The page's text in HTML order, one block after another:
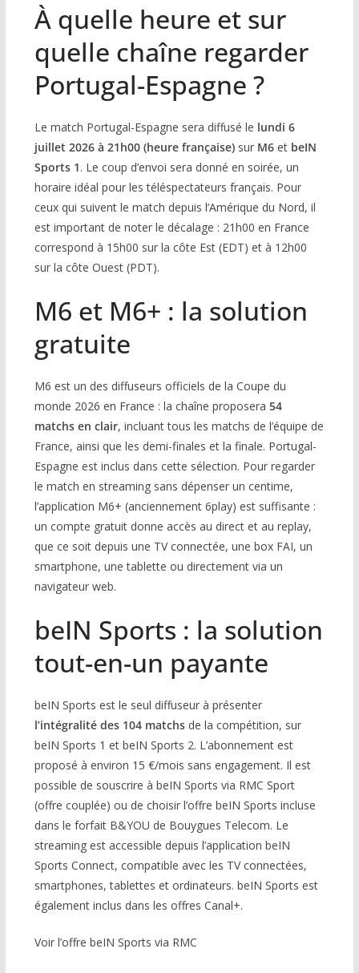
À quelle heure et sur
quelle chaîne regarder
Portugal-Espagne ?
Le match Portugal-Espagne sera diffusé le lundi 6
juillet 2026 à 21h00 (heure française)sur M6et beIN
Sports 1. Le coup d’envoi sera donné en soirée, un
horaire idéal pour les téléspectateurs français. Pour
ceux qui suivent le match depuis l’Amérique du Nord, il
est important de noter le décalage : 21h00 en France
correspond à 15h00 sur la côte Est (EDT) et à 12h00
sur la côte Ouest (PDT).
M6 et M6+ : la solution
gratuite
M6 est un des diffuseurs officiels de la Coupe du
monde 2026 en France : la chaîne proposera 54
matchs en clair, incluant tous les matchs de l’équipe de
France, ainsi que les demi-finales et la finale. Portugal-
Espagne est inclus dans cette sélection. Pour regarder
le match en streaming sans dépenser un centime,
l’application M6+ (anciennement 6play) est suffisante :
un compte gratuit donne accès au direct et au replay,
que ce soit depuis une TV connectée, une box FAI, un
smartphone, une tablette ou directement via un
navigateur web.
beIN Sports : la solution
tout-en-un payante
beIN Sports est le seul diffuseur à présenter
l’intégralité des 104 matchsde la compétition, sur
beIN Sports 1 et beIN Sports 2. L’abonnement est
proposé à environ 15 €/mois sans engagement. Il est
possible de souscrire à beIN Sports via RMC Sport
(offre couplée) ou de choisir l’offre beIN Sports incluse
dans le forfait B&YOU de Bouygues Telecom. Le
streaming est accessible depuis l’application beIN
Sports Connect, compatible avec les TV connectées,
smartphones, tablettes et ordinateurs. beIN Sports est
également inclus dans les offres Canal+.
Voir l’offre beIN Sports via RMC